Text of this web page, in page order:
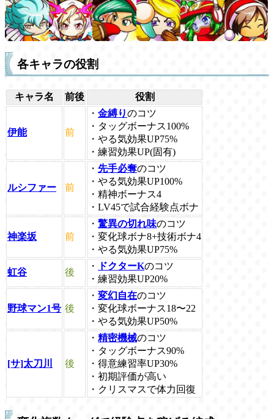
各キャラの役割
キャラ名 前後 役割
伊能 前
・ 金縛りのコツ
・タッグボーナス100%
・やる気効果UP75%
・練習効果UP(固有)
ルシファー 前
・ 先手必奪のコツ
・やる気効果UP100%
・精神ボーナス4
・LV45で試合経験点ボナ
神楽坂 前
・ 驚異の切れ味のコツ
・変化球ボナ8+技術ボナ4
・やる気効果UP75%
虹谷 後
・ ドクターKのコツ
・練習効果UP20%
野球マン1号 後
・ 変幻自在のコツ
・変化球ボーナス18〜22
・やる気効果UP50%
[サ]太刀川 後
・ 精密機械のコツ
・タッグボーナス90%
・得意練習率UP30%
・初期評価が高い
・クリスマスで体力回復